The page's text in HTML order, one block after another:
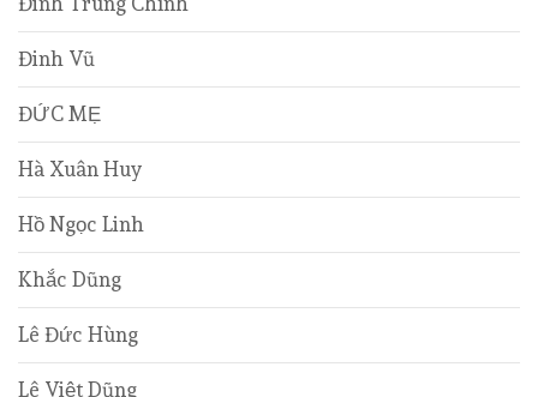
Đinh Vũ
ĐỨC MẸ
Hà Xuân Huy
Hồ Ngọc Linh
Khắc Dũng
Lê Đức Hùng
Lê Việt Dũng